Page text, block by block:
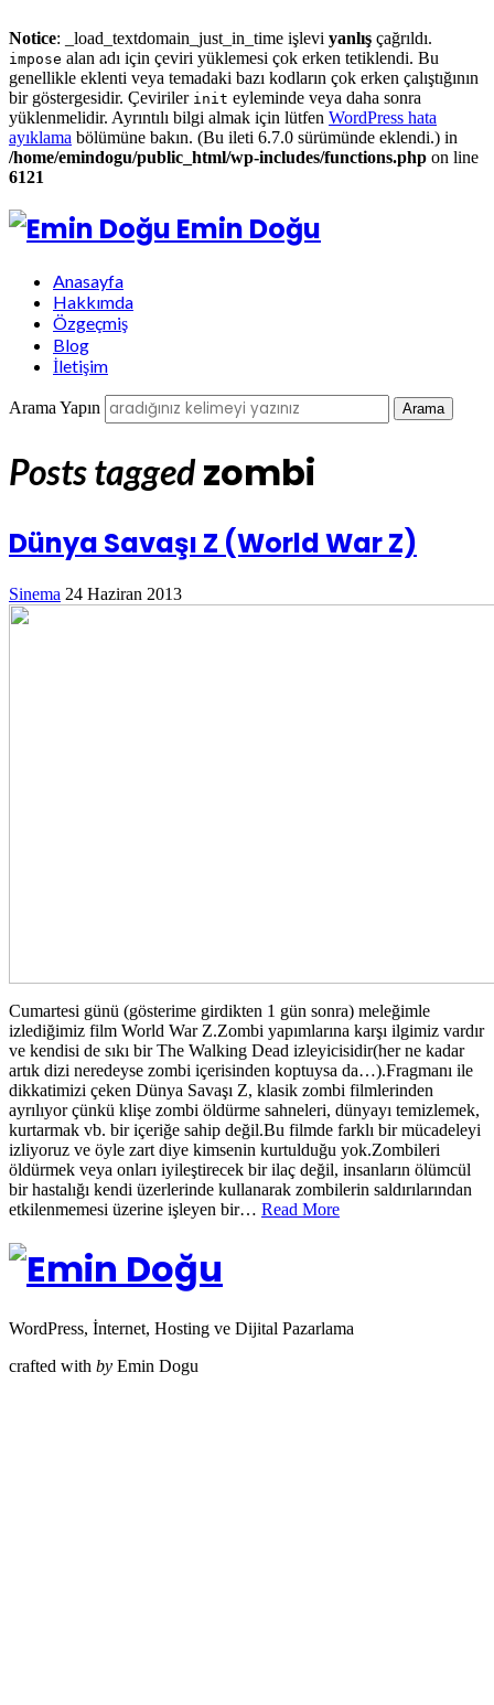
Notice: _load_textdomain_just_in_time işlevi yanlış çağrıldı.
impose alan adı için çeviri yüklemesi çok erken tetiklendi. Bu
genellikle eklenti veya temadaki bazı kodların çok erken çalıştığının
bir göstergesidir. Çeviriler init eyleminde veya daha sonra
yüklenmelidir. Ayrıntılı bilgi almak için lütfen WordPress hata
ayıklama bölümüne bakın. (Bu ileti 6.7.0 sürümünde eklendi.) in
/home/emindogu/public_html/wp-includes/functions.php on line
6121
Emin Doğu
Anasayfa
Hakkımda
Özgeçmiş
Blog
İletişim
Arama Yapın
Posts tagged zombi
Dünya Savaşı Z (World War Z)
Sinema 24 Haziran 2013
Cumartesi günü (gösterime girdikten 1 gün sonra) meleğimle
izlediğimiz film World War Z.Zombi yapımlarına karşı ilgimiz vardır
ve kendisi de sıkı bir The Walking Dead izleyicisidir(her ne kadar
artık dizi neredeyse zombi içerisinden koptuysa da…).Fragmanı ile
dikkatimizi çeken Dünya Savaşı Z, klasik zombi filmlerinden
ayrılıyor çünkü klişe zombi öldürme sahneleri, dünyayı temizlemek,
kurtarmak vb. bir içeriğe sahip değil.Bu filmde farklı bir mücadeleyi
izliyoruz ve öyle zart diye kimsenin kurtulduğu yok.Zombileri
öldürmek veya onları iyileştirecek bir ilaç değil, insanların ölümcül
bir hastalığı kendi üzerlerinde kullanarak zombilerin saldırılarından
etkilenmemesi üzerine işleyen bir… Read More
WordPress, İnternet, Hosting ve Dijital Pazarlama
crafted with by Emin Dogu